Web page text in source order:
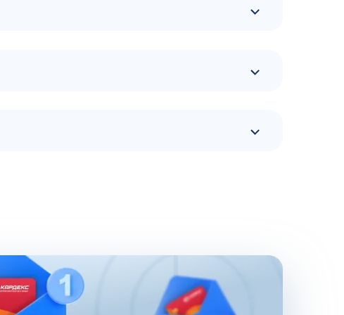
дополнительные 100 АЗС. Сеть
за счет электронного документооборота.
сотрудников. Использование
за интересующий предпринимателя период
контроля бюджета.